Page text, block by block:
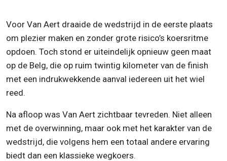
Voor Van Aert draaide de wedstrijd in de eerste plaats
om plezier maken en zonder grote risico’s koersritme
opdoen. Toch stond er uiteindelijk opnieuw geen maat
op de Belg, die op ruim twintig kilometer van de finish
met een indrukwekkende aanval iedereen uit het wiel
reed.
Na afloop was Van Aert zichtbaar tevreden. Niet alleen
met de overwinning, maar ook met het karakter van de
wedstrijd, die volgens hem een totaal andere ervaring
biedt dan een klassieke wegkoers.